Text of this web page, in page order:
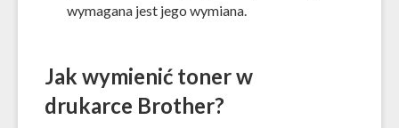
wymagana jest jego wymiana.
Jak wymienić toner w
drukarce Brother?